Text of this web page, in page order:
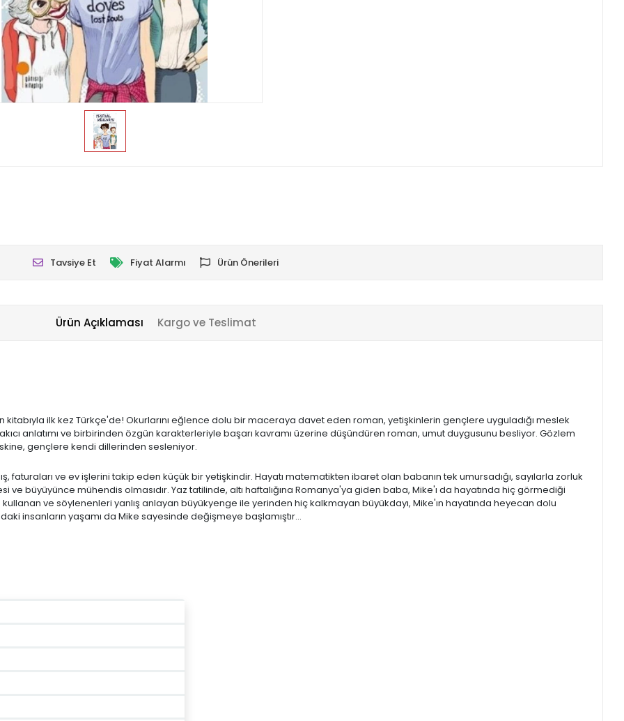
Tavsiye Et Fiyat Alarmı Ürün Önerileri
Ürün Açıklaması Kargo ve Teslimat
kitabıyla ilk kez Türkçe'de! Okurlarını eğlence dolu bir maceraya davet eden roman, yetişkinlerin gençlere uyguladığı meslek
anlatımı ve birbirinden özgün karakterleriyle başarı kavramı üzerine düşündüren roman, umut duygusunu besliyor. Gözlem
gençlere kendi dillerinden sesleniyor.
faturaları ve ev işlerini takip eden küçük bir yetişkindir. Hayatı matematikten ibaret olan babanın tek umursadığı, sayılarla zorluk
büyüyünce mühendis olmasıdır. Yaz tatilinde, altı haftalığına Romanya'ya giden baba, Mike'ı da hayatında hiç görmediği
ve söylenenleri yanlış anlayan büyükyenge ile yerinden hiç kalkmayan büyükdayı, Mike'ın hayatında heyecan dolu
insanların yaşamı da Mike sayesinde değişmeye başlamıştır...